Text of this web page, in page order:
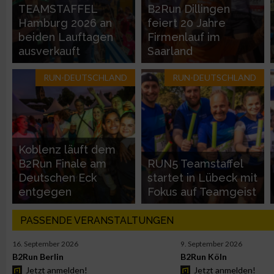
TEAMSTAFFEL
Hamburg 2026 an
beiden Lauftagen
ausverkauft
B2Run Dillingen
feiert 20 Jahre
Firmenlauf im
Saarland
RUN-DEUTSCHLAND
Koblenz läuft dem
B2Run Finale am
Deutschen Eck
entgegen
RUN-DEUTSCHLAND
RUN5 Teamstaffel
startet in Lübeck mit
Fokus auf Teamgeist
PASSENDE VERANSTALTUNGEN
16. September 2026
B2Run Berlin
Jetzt anmelden!
9. September 2026
B2Run Köln
Jetzt anmelden!
Nicht-IAB-Verarbeitungszwecke:
Notwendig
Performance
Funktional
Werbung